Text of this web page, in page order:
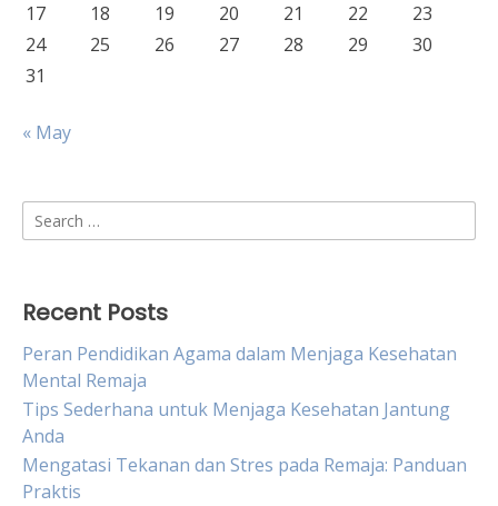
17
18 19 20 21 22
23
24
25 26 27 28 29
30
31
« May
Search
for:
Recent Posts
Peran Pendidikan Agama dalam Menjaga Kesehatan
Mental Remaja
Tips Sederhana untuk Menjaga Kesehatan Jantung
Anda
Mengatasi Tekanan dan Stres pada Remaja: Panduan
Praktis